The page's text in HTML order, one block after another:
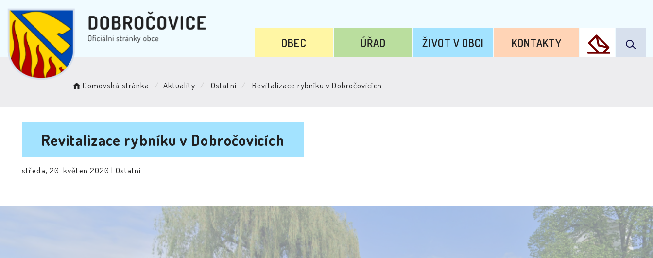
OBEC ÚŘAD ŽIVOT V OBCI KONTAKTY
Domovská stránka Aktuality Ostatní Revitalizace rybníku v Dobročovicích
Revitalizace rybníku v Dobročovicích
středa, 20. květen 2020 | Ostatní